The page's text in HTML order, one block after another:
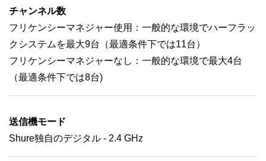
チャンネル数
フリケンシーマネジャー使用：一般的な環境でハーフラッ
クシステムを最大9台（最適条件下では11台）
フリケンシーマネジャーなし：一般的な環境で最大4台
（最適条件下では8台)
送信機モード
Shure独自のデジタル - 2.4 GHz